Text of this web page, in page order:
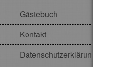
Gästebuch
Kontakt
Datenschutzerklärung